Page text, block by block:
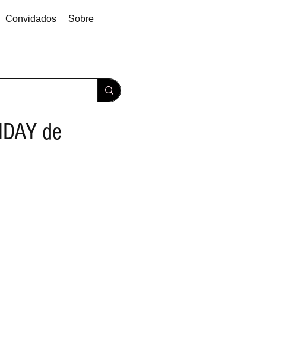
Convidados Sobre
de